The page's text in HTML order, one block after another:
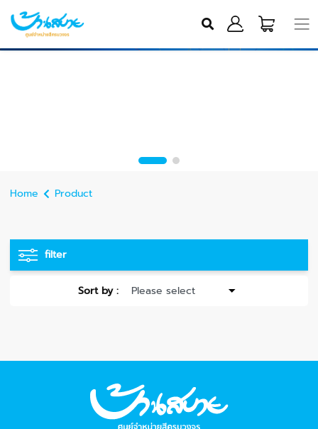
Home Product
filter
Sort by :